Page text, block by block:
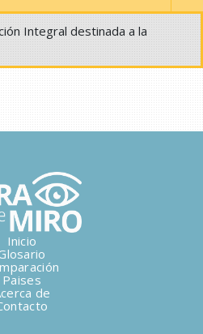
Integral destinada a la
Inicio
Paises
de